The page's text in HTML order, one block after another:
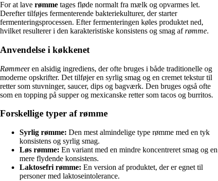
For at lave rømme tages fløde normalt fra mælk og opvarmes let.
Derefter tilføjes fermenterende bakteriekulturer, der starter
fermenteringsprocessen. Efter fermenteringen køles produktet ned,
hvilket resulterer i den karakteristiske konsistens og smag afrømme.
Anvendelse i køkkenet
Rømmeer en alsidig ingrediens, der ofte bruges i både traditionelle og
moderne opskrifter. Det tilføjer en syrlig smag og en cremet tekstur til
retter som stuvninger, saucer, dips og bagværk. Den bruges også ofte
som en topping på supper og mexicanske retter som tacos og burritos.
Forskellige typer af rømme
Syrlig rømme: Den mest almindelige type rømme med en tyk
konsistens og syrlig smag.
Løs rømme: En variant med en mindre koncentreret smag og en
mere flydende konsistens.
Laktosefri rømme: En version af produktet, der er egnet til
personer med laktoseintolerance.